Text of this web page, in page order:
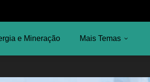
e Mineração Mais Temas